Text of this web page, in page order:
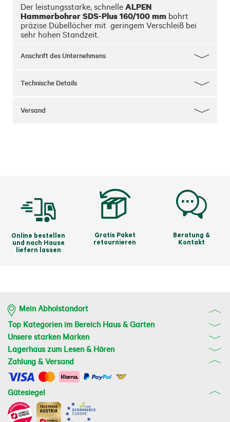
Der leistungsstarke, schnelle ALPEN
Hammerbohrer SDS-Plus 160/100 mm bohrt
präzise Dübellöcher mit  geringem Verschleiß bei
sehr hohen Standzeit.
Anschrift des Unternehmens
Technische Details
Versand
Online bestellen
und nach Hause
liefern lassen
Gratis Paket
retournieren
Beratung &
Kontakt
Mein Abholstandort
Top Kategorien im Bereich Haus & Garten
Unsere starken Marken
Lagerhaus zum Lesen & Hören
Zahlung & Versand
Gütesiegel